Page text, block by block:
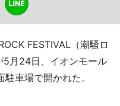
FESTIVAL（潮騒ロ
月24日、イオンモール
車場で開かれた。